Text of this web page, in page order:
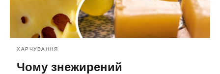
ХАРЧУВАННЯ
Чому знежирений